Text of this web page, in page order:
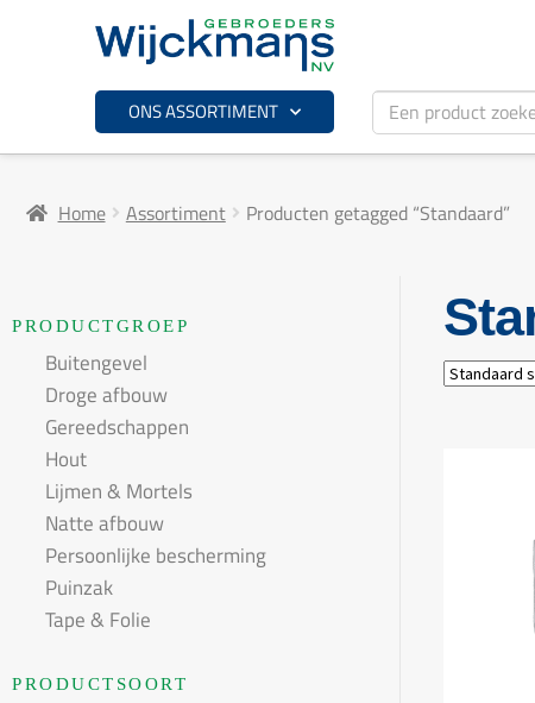
ONS ASSORTIMENT
Home Assortiment Producten getagged “Standaard”
PRODUCTGROEP
Buitengevel
Droge afbouw
Gereedschappen
Hout
Lijmen & Mortels
Natte afbouw
Persoonlijke bescherming
Puinzak
Tape & Folie
PRODUCTSOORT